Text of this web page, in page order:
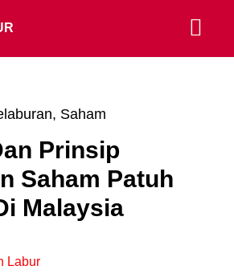
, Saham
Prinsip
Saham Patuh
Malaysia
Labur